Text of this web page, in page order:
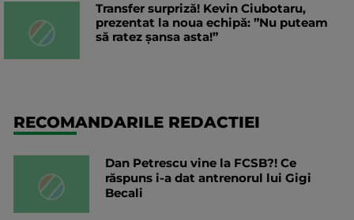
Transfer surpriză! Kevin Ciubotaru,
prezentat la noua echipă: ”Nu puteam
să ratez șansa asta!”
RECOMANDARILE REDACTIEI
Dan Petrescu vine la FCSB?! Ce
răspuns i-a dat antrenorul lui Gigi
Becali